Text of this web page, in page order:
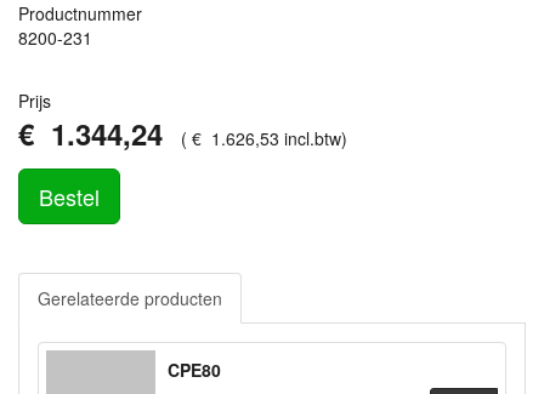
Productnummer
8200-231
Prijs
€ 1.344,24 ( € 1.626,53 incl.btw)
Bestel
Gerelateerde producten
CPE80